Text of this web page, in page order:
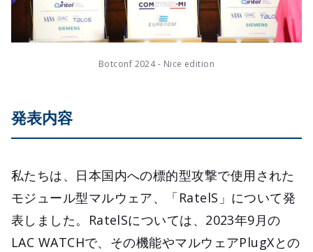
Botconf 2024 - Nice edition
発表内容
私たちは、日本国内への標的型攻撃で使用された
モジュール型マルウェア、「RatelS」について発
表しました。RatelSについては、2023年9月の
LAC WATCHで、その機能やマルウェアPlugXとの